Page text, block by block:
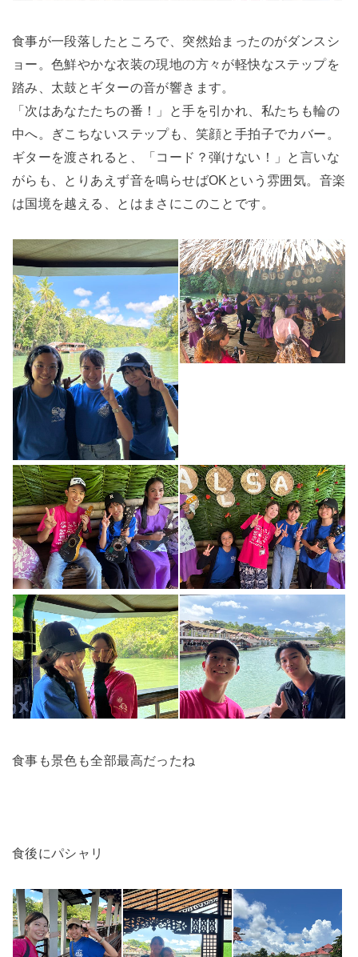
食事が一段落したところで、突然始まったのがダンスシ
ョー。色鮮やかな衣装の現地の方々が軽快なステップを
踏み、太鼓とギターの音が響きます。
「次はあなたたちの番！」と手を引かれ、私たちも輪の
中へ。ぎこちないステップも、笑顔と手拍子でカバー。
ギターを渡されると、「コード？弾けない！」と言いな
がらも、とりあえず音を鳴らせばOKという雰囲気。音楽
は国境を越える、とはまさにこのことです。
食事も景色も全部最高だったね
食後にパシャリ